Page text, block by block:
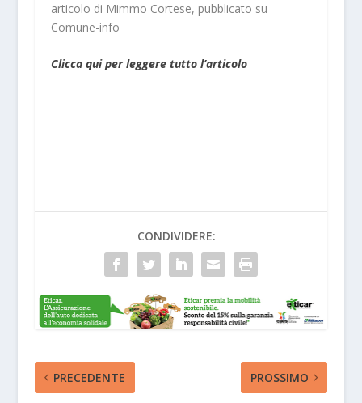
articolo di Mimmo Cortese, pubblicato su
Comune-info
Clicca qui per leggere tutto l’articolo
CONDIVIDERE:
PRECEDENTE PROSSIMO